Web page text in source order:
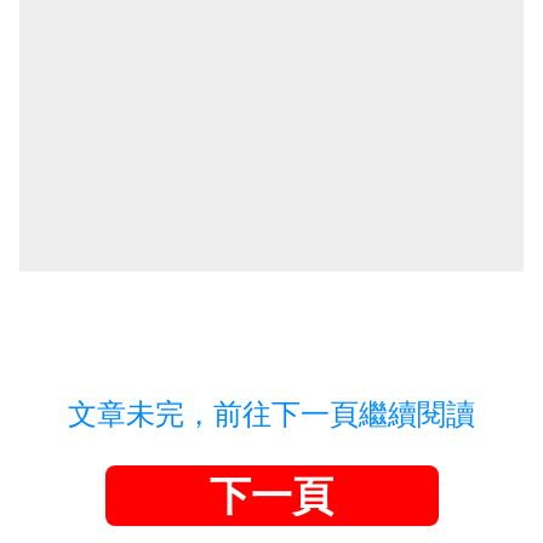
文章未完，前往下一頁繼續閱讀
下一頁